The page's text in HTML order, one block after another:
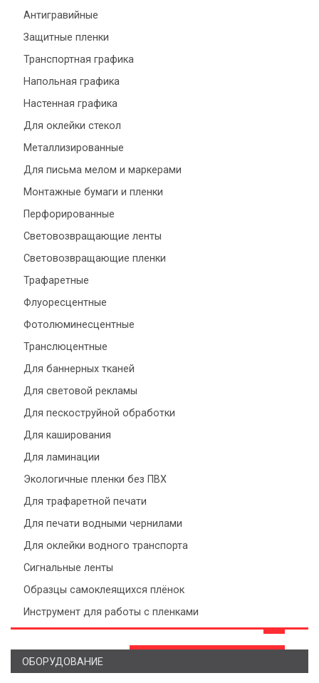
Антигравийные
Защитные пленки
Транспортная графика
Напольная графика
Настенная графика
Для оклейки стекол
Металлизированные
Для письма мелом и маркерами
Монтажные бумаги и пленки
Перфорированные
Световозвращающие ленты
Световозвращающие пленки
Трафаретные
Флуоресцентные
Фотолюминесцентные
Транслюцентные
Для баннерных тканей
Для световой рекламы
Для пескоструйной обработки
Для каширования
Для ламинации
Экологичные пленки без ПВХ
Для трафаретной печати
Для печати водными чернилами
Для оклейки водного транспорта
Сигнальные ленты
Образцы самоклеящихся плёнок
Инструмент для работы с пленками
ОБОРУДОВАНИЕ